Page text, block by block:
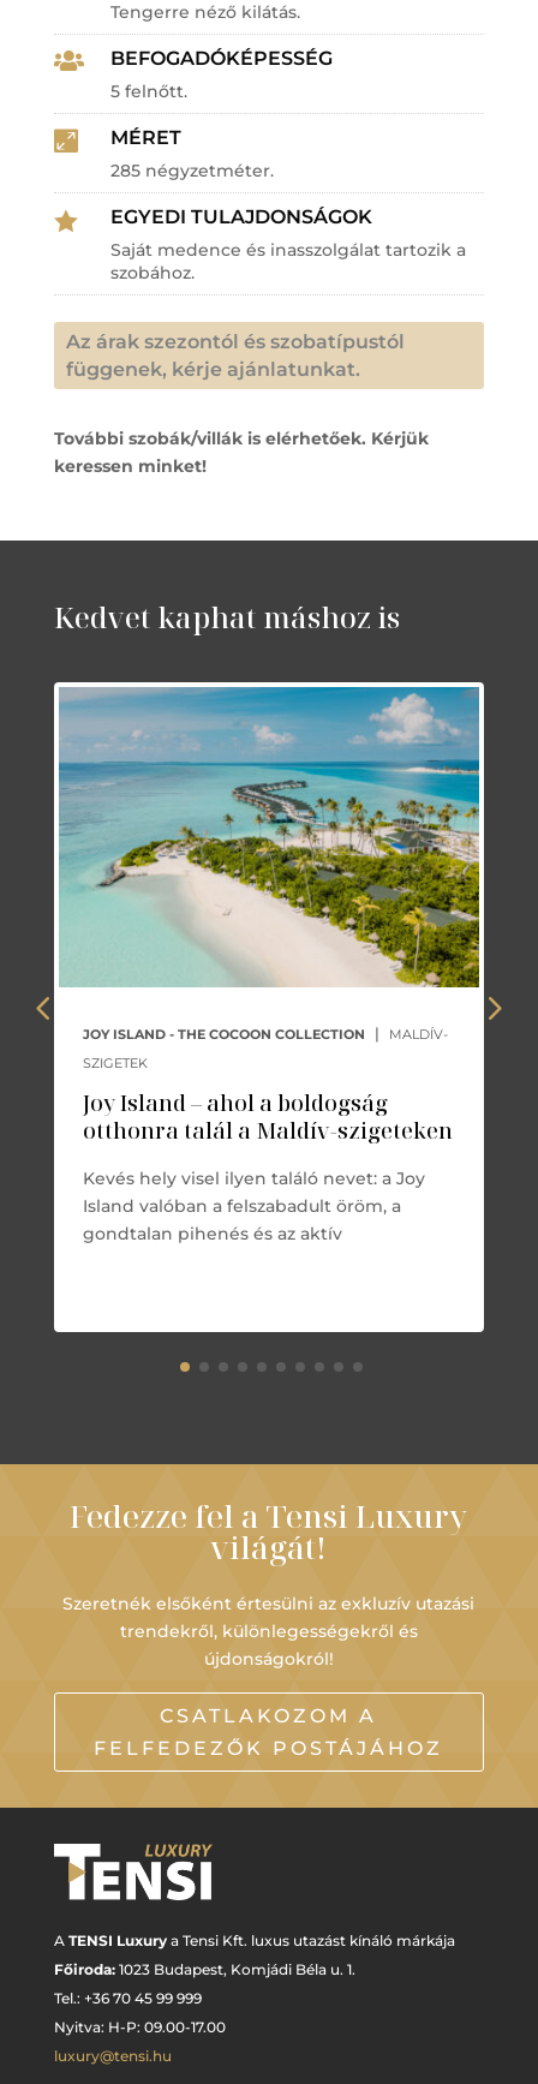
Tengerre néző kilátás.
 BEFOGADÓKÉPESSÉG
5 felnőtt.
 MÉRET
285 négyzetméter.
 EGYEDI TULAJDONSÁGOK
Saját medence és inasszolgálat tartozik a
szobához.
Az árak szezontól és szobatípustól
függenek, kérje ajánlatunkat.
További szobák/villák is elérhetőek. Kérjük
keressen minket!
Kedvet kaphat máshoz is
Joy Island – ahol a boldogság
otthonra talál a Maldív-szigeteken
JOY ISLAND - THE COCOON COLLECTION |
MALDÍV-
SZIGETEK
Kevés hely visel ilyen találó nevet: a Joy
Island valóban a felszabadult öröm, a
gondtalan pihenés és az aktív
Fedezze fel a Tensi Luxury
világát!
Szeretnék elsőként értesülni az exkluzív utazási
trendekről, különlegességekről és
újdonságokról!
CSATLAKOZOM A
FELFEDEZŐK POSTÁJÁHOZ
A TENSI Luxurya Tensi Kft. luxus utazást kínáló márkája
Főiroda: 1023 Budapest, Komjádi Béla u. 1.
Tel.: +36 70 45 99 999
Nyitva: H-P: 09.00-17.00
luxury@tensi.hu